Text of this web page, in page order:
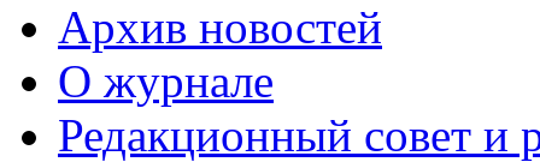
Архив новостей
О журнале
Редакционный совет и